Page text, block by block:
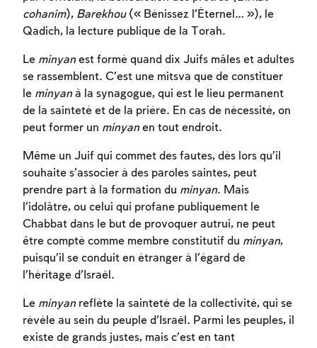
cohanim), Barekhou(« Bénissez l’Éternel… »), le
Qadich, la lecture publique de la Torah.
Le minyan est formé quand dix Juifs mâles et adultes
se rassemblent. C’est une mitsva que de constituer
le minyan à la synagogue, qui est le lieu permanent
de la sainteté et de la prière. En cas de nécessité, on
peut former un minyan en tout endroit.
Même un Juif qui commet des fautes, dès lors qu’il
souhaite s’associer à des paroles saintes, peut
prendre part à la formation du minyan. Mais
l’idolâtre, ou celui qui profane publiquement le
Chabbat dans le but de provoquer autrui, ne peut
être compté comme membre constitutif du minyan,
puisqu’il se conduit en étranger à l’égard de
l’héritage d’Israël.
Le minyan reflète la sainteté de la collectivité, qui se
révèle au sein du peuple d’Israël. Parmi les peuples, il
existe de grands justes, mais c’est en tant